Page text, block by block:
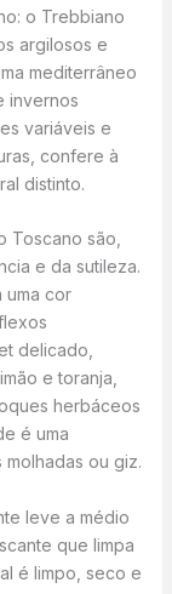
o Trebbiano
argilosos e
mediterrâneo
invernos
variáveis e
confere à
distinto.
Toscano são,
e da sutileza.
uma cor
delicado,
e toranja,
herbáceos
é uma
ou giz.
leve a médio
que limpa
é limpo, seco e